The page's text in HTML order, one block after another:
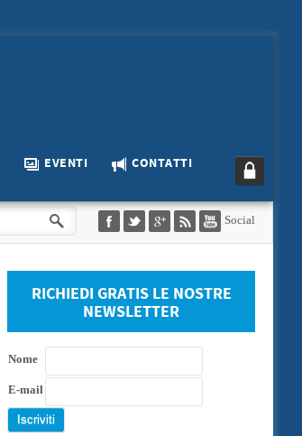
EVENTI CONTATTI
Social
RICHIEDI GRATIS LE NOSTRE
NEWSLETTER
Nome
E-mail